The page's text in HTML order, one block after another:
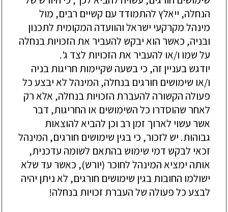
הנחלה, ייאלץ להתמודד עם קשיים רבים, מול
מינהל מקרקעי ישראל והוועדה המקומית לתכנון
ובניה, כאשר הוא יבקש להעביר את הזכויות בנחלה
על שמו ו/או להעביר את הזכויות לצד ג'.
יודגש בעניין זה, כי בשעה שקיימות חריגות בניה
ו/או שימושים חורגים בנחלה, המינהללא יבצע כל
פעולה הקשורה להעברת הזכויות בנחלה, אלא רק
לאחר שהוסדרו כל השימושים או החריגות, דבר
אשר עשוי לארוך זמן רב וכן להביא להוצאות
גבוהות. יש לזכור, כי בגין שימושים חורגים, המינהל
זכאי לבקש דמי שימוש בהתאם לשומה עדכנית,
אותה ימציא המינהל לחוכר (יורש), כאשר עד שלא
ישולמו החובות בגין שימושים חורגים, לא ניתן יהיה
לבצע כל פעולה של העברת זכויות בנחלה!